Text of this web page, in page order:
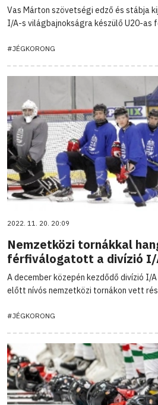
Vas Márton szövetségi edző és stábja
I/A-s világbajnokságra készülő U20-
#JÉGKORONG
2022. 11. 20. 20:09
Nemzetközi tornákkal
férfiválogatott a divízió I/
A december közepén kezdődő divízió I/
előtt nívós nemzetközi tornákon vett
#JÉGKORONG